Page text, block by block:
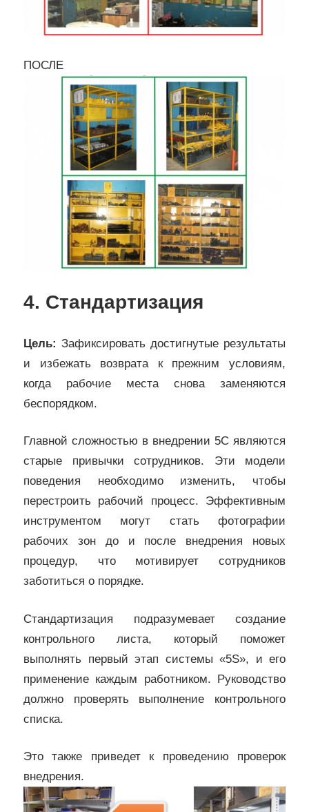
ПОСЛЕ
4. Стандартизация
Цель: Зафиксировать достигнутые результаты
и избежать возврата к прежним условиям,
когда рабочие места снова заменяются
беспорядком.
Главной сложностью в внедрении 5С являются
старые привычки сотрудников. Эти модели
поведения необходимо изменить, чтобы
перестроить рабочий процесс. Эффективным
инструментом могут стать фотографии
рабочих зон до и после внедрения новых
процедур, что мотивирует сотрудников
заботиться о порядке.
Стандартизация подразумевает создание
контрольного листа, который поможет
выполнять первый этап системы «5S», и его
применение каждым работником. Руководство
должно проверять выполнение контрольного
списка.
Это также приведет к проведению проверок
внедрения.